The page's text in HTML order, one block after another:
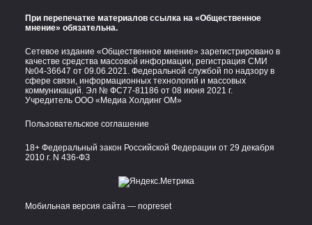
При перепечатке материалов ссылка на «Общественное
мнение» обязательна.
Сетевое издание «Общественное мнение» зарегистрировано в
качестве средства массовой информации, регистрация СМИ
№04-36647 от 09.06.2021. Федеральной службой по надзору в
сфере связи, информационных технологий и массовых
коммуникаций. Эл № ФС77-81186 от 08 июня 2021 г.
Учредитель ООО «Медиа Холдинг ОМ»
Пользовательское соглашение
18+ Федеральный закон Российской Федерации от 29 декабря
2010 г. N 436-ФЗ
Мобильная версия сайта — nopreset